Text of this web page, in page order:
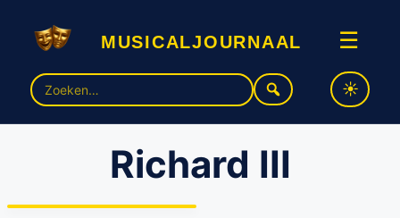
musicaljournaal ☰
Zoek
naar:
Richard III
Tweede klassieke titel van
Theaterproducties naar de